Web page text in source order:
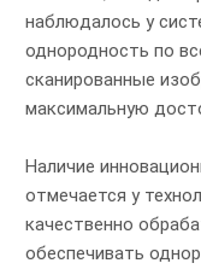
наблюдалось у
однородность по
сканированные
максимальную
Наличие
отмечается у
качественно
обеспечивать